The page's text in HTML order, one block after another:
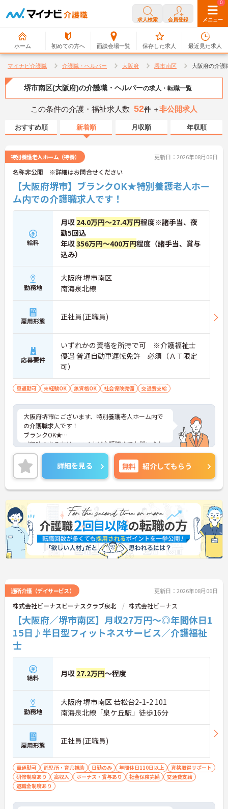
求人検索 会員登録 メニュー
ホーム 初めての方へ 面談会場一覧
0
保存した求人
0
最近見た求人
マイナビ介護職 介護職・ヘルパー 大阪府 堺市南区 大阪府の介護
堺市南区(大阪府)の介護職・ヘルパーの求人・転職一覧
この条件の介護・福祉求人数 52件 ＋非公開求人
おすすめ順 新着順 月収順 年収順
特別養護老人ホーム（特養） 更新日：2026年08月06日
名称非公開 ※詳細はお問合せください
【大阪府堺市】ブランクOK★特別養護老人ホー
ム内での介護職求人です！
給料
月収 24.0万円～27.4万円程度※諸手当、夜
勤5回込
年収356万円～400万円程度（諸手当、賞与
込み）
勤務地
大阪府 堺市南区
南海泉北線
雇用形態 正社員(正職員)
応募要件
いずれかの資格を所持で可 ※介護福祉士
優遇 普通自動車運転免許 必須（ＡＴ限定
可）
車通勤可 未経験OK 無資格OK 社会保険完備 交通費支給
大阪府堺市にございます、特別養護老人ホーム内で
の介護職求人です！
ブランクOK★
ご興味のある方は、マイナビ介護職までお問い合わ
せください。
詳細を見る 無料 紹介してもらう
通所介護（デイサービス） 更新日：2026年08月06日
株式会社ビーナスビーナスクラブ泉北 株式会社ビーナス
【大阪府／堺市南区】月収27万円～◎年間休日1
15日♪半日型フィットネスサービス／介護福祉
士
給料 月収 27.2万円～程度
勤務地
大阪府 堺市南区 若松台2-1-2 101
南海泉北線「泉ケ丘駅」徒歩16分
雇用形態 正社員(正職員)
車通勤可 託児所・育児補助 日勤のみ 年間休日110日以上
資格取得サポート
研修制度あり
高収入 ボーナス・賞与あり 社会保険完備
交通費支給
退職金制度あり